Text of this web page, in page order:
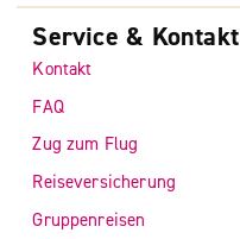
Service & Kontakt
Kontakt
FAQ
Zug zum Flug
Reiseversicherung
Gruppenreisen